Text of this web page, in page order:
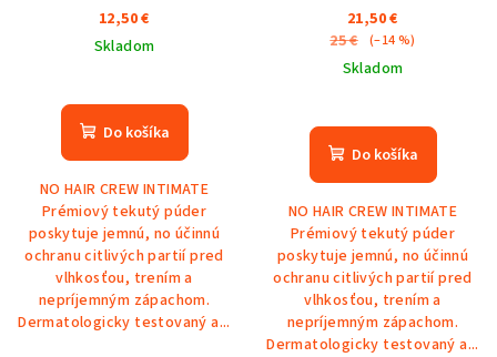
ml
12,50 €
Skladom
Do košíka
NO HAIR CREW INTIMATE
Prémiový tekutý púder
poskytuje jemnú, no účinnú
ochranu citlivých partií pred
vlhkosťou, trením a
nepríjemným zápachom.
Dermatologicky testovaný a...
tekutý púder75 ml
21,50 €
25 € (–14 %)
Skladom
Do košíka
NO HAIR CREW INTIMATE
Prémiový tekutý púder
poskytuje jemnú, no účinnú
ochranu citlivých partií pred
vlhkosťou, trením a
nepríjemným zápachom.
Dermatologicky testovaný a...